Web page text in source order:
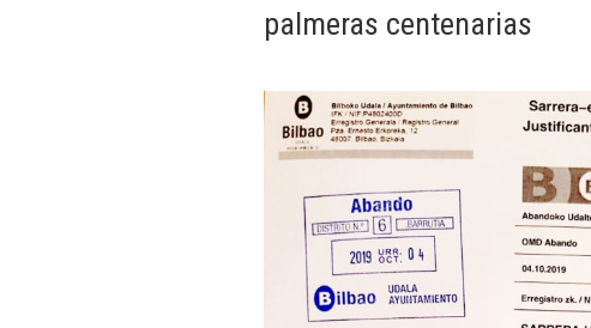
palmeras centenarias